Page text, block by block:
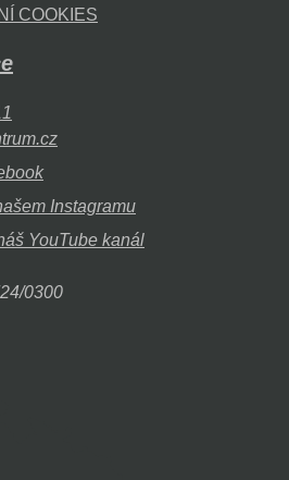
COOKIES
Instagramu
YouTube kanál
0300